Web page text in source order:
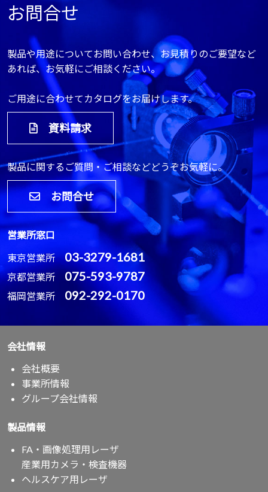
お問合せ
製品や用途についてお問い合わせ、お見積りのご要望など
あれば、お気軽にご相談ください。
ご用途に合わせてカタログをお届けします。
資料請求
製品に関するご質問・ご相談などどうぞお気軽に。
お問合せ
営業所窓口
東京営業所03-3279-1681
京都営業所 075-593-9787
福岡営業所 092-292-0170
会社情報
会社概要
事業所情報
グループ会社情報
製品情報
FA・画像処理用レーザ
産業用カメラ・検査機器
ヘルスケア用レーザ